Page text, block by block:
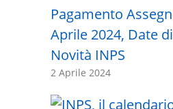
Pagamento
Aprile 2024, Date
Novità INPS
2 Aprile 2024